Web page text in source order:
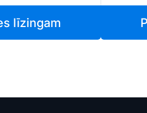
līzingam